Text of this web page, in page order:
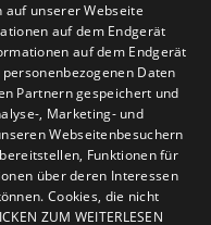
Handeln
sich
Leitsätze
des
auf unserer Webseite
auf dem Endgerät
auf dem Endgerät
Daten
Partnern gespeichert und
, Marketing- und
Webseitenbesuchern
Funktionen für
über deren Interessen
Cookies, die nicht
ZUM WEITERLESEN